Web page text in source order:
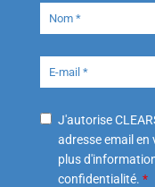
J'autorise
adresse email en
plus
confidentialité. *